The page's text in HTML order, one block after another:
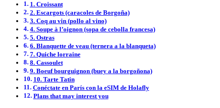
1. Croissant
2. Escargots (caracoles de Borgoña)
3. Coq au vin (pollo al vino)
4. Soupe à l’oignon (sopa de cebolla francesa)
5. Ostras
6. Blanquette de veau (ternera a la blanqueta)
7. Quiche lorraine
8. Cassoulet
9. Boeuf bourguignon (buey a la borgoñona)
10. Tarte Tatin
Conéctate en París con la eSIM de Holafly
Plans that may interest you